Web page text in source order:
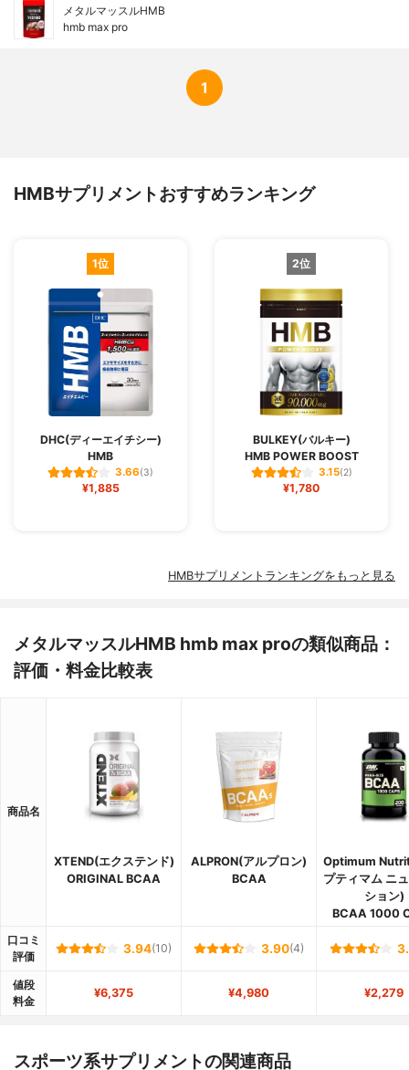
メタルマッスルHMB
hmb max pro
1
HMBサプリメントおすすめランキング
1位
DHC(ディーエイチシー)
HMB
3.66(3)
¥1,885
2位
BULKEY(バルキー)
HMB POWER BOOST
3.15(2)
¥1,780
HMBサプリメントランキングをもっと見る
メタルマッスルHMB hmb max proの類似商品：
評価・料金比較表
商品名
XTEND(エクステンド)
ORIGINAL BCAA
ALPRON(アルプロン)
BCAA
Optimum
プティマム ニ
ション)
BCAA 1000
口コミ
評価
3.94(10) 3.90(4)
値段
料金
¥6,375 ¥4,980 ¥2,279
スポーツ系サプリメントの関連商品